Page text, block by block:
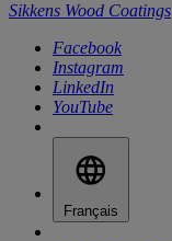
Sikkens Wood Coatings
Facebook
Instagram
LinkedIn
YouTube
Français